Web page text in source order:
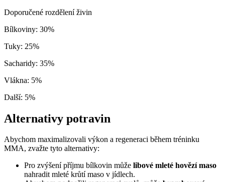
Doporučené rozdělení živin
Bílkoviny: 30%
Tuky: 25%
Sacharidy: 35%
Vlákna: 5%
Další: 5%
Alternativy potravin
Abychom maximalizovali výkon a regeneraci během tréninku
MMA, zvažte tyto alternativy:
Pro zvýšení příjmu bílkovin může libové mleté hovězí maso
nahradit mleté krůtí maso v jídlech.